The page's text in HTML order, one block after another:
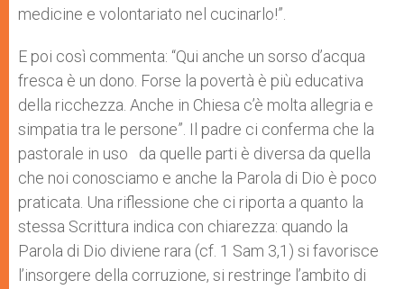
medicine e volontariato nel cucinarlo!”.
E poi così commenta: “Qui anche un sorso d’acqua
fresca è un dono. Forse la povertà è più educativa
della ricchezza. Anche in Chiesa c’è molta allegria e
simpatia tra le persone”. Il padre ci conferma che la
pastorale in uso da quelle parti è diversa da quella
che noi conosciamo e anche la Parola di Dio è poco
praticata. Una riflessione che ci riporta a quanto la
stessa Scrittura indica con chiarezza: quando la
Parola di Dio diviene rara (cf. 1 Sam 3,1) si favorisce
l’insorgere della corruzione, si restringe l’ambito di